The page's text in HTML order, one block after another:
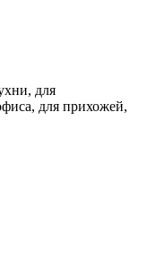
для
для прихожей,